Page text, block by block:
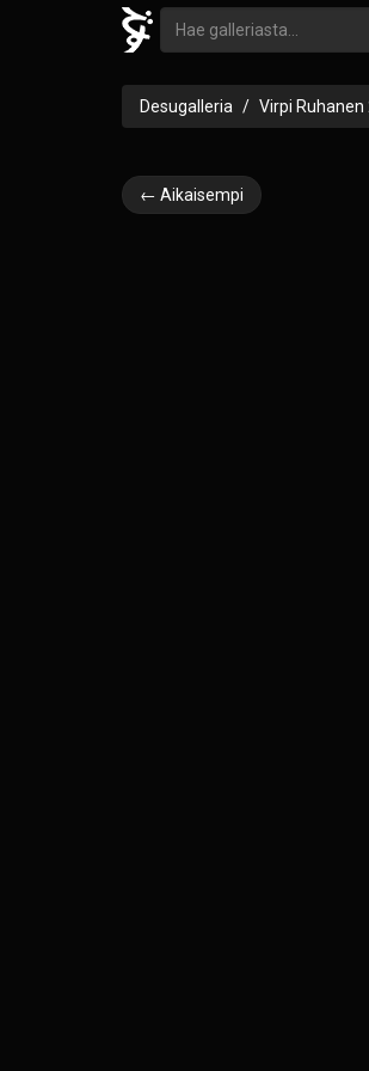
Desugalleria Virpi Ruhanen
← Aikaisempi